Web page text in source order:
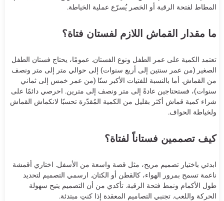
المطاط لفتحة الرقبة أو الخصر يُسرّع عملية الخياطة.
ما مقدار القماش اللازم لفستان فتاة؟
تعتمد الكمية على عمر الطفل ونوع الفستان. عمومًا، يحتاج فستان الطفل
الصغير (من عمر سنتين إلى أربع سنوات) إلى حوالي متر إلى متر ونصف
من القماش. أما بالنسبة للفتيات الأكبر سنًا (من عمر خمس إلى ثماني
سنوات)، فستحتاجين عادةً إلى متر ونصف إلى مترين. احرصي دائمًا على
شراء كمية قماش أكثر بقليل من الكمية المُقدّرة تحسبًا لانكماش القماش
ولخياطة الحواف.
كيف تصممين فستاناً لفتاة؟
ابدئي باختيار تصميم مريح، مثل قصة واسعة من الأسفل. اختاري أقمشة
ناعمة تسمح بمرور الهواء، كالقطن أو الكتان. ارسمي التصميم لتحديد
طول الأكمام ونمط فتحة الرقبة. تأكدي من أن التصميم يتيح سهولة
الحركة واللعب. تجنبي التصاميم المعقدة إذا كنتِ مبتدئة.